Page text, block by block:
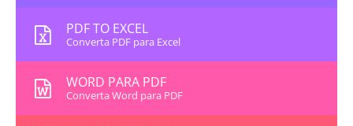
PDF TO EXCEL
Converta PDF para Excel
WORD PARA PDF
Converta Word para PDF